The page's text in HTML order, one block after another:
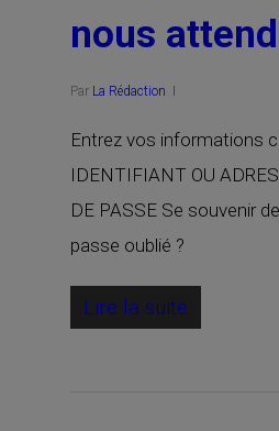
nous attend
Par La Rédaction
Entrez vos informations
IDENTIFIANT OU
DE PASSE Se souvenir
passe oublié ?
Lire la suite